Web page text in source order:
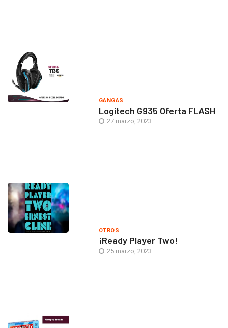
GANGAS
Logitech G935 Oferta FLASH
27 marzo, 2023
OTROS
¡Ready Player Two!
25 marzo, 2023